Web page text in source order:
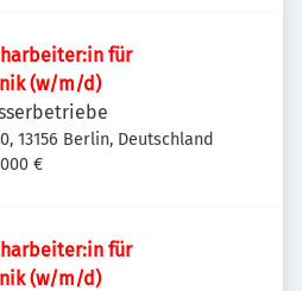
für
(w/m/d)
13156 Berlin, Deutschland
€
für
(w/m/d)